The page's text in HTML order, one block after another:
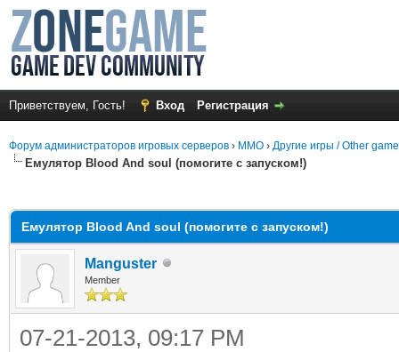
Приветствуем, Гость! Вход Регистрация
Форум администраторов игровых серверов › MMO › Другие игры / Other
Емулятор Blood And soul (помогите с запуском!)
Емулятор Blood And soul (помогите с запуском!)
Manguster
Member
07-21-2013, 09:17 PM